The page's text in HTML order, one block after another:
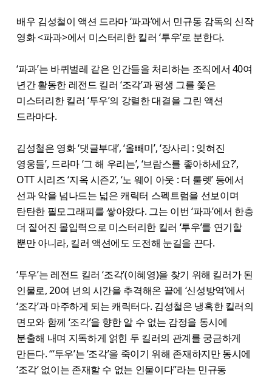
배우 김성철이 액션 드라마 ‘파과’에서 민규동 감독의 신작
영화 <파과>에서 미스터리한 킬러 ‘투우’로 분한다.
‘파과’는 바퀴벌레 같은 인간들을 처리하는 조직에서 40여
년간 활동한 레전드 킬러 ‘조각’과 평생 그를 쫓은
미스터리한 킬러 ‘투우’의 강렬한 대결을 그린 액션
드라마다.
김성철은 영화 ‘댓글부대’, ‘올빼미’, ‘장사리 : 잊혀진
영웅들’, 드라마 ‘그 해 우리는’, ‘브람스를 좋아하세요?’,
OTT 시리즈 ‘지옥 시즌2’, ‘노 웨이 아웃 : 더 룰렛’ 등에서
선과 악을 넘나드는 넓은 캐릭터 스펙트럼을 선보이며
탄탄한 필모그래피를 쌓아왔다. 그는 이번 ‘파과’에서 한층
더 짙어진 몰입력으로 미스터리한 킬러 ‘투우’를 연기할
뿐만 아니라, 킬러 액션에도 도전해 눈길을 끈다.
‘투우’는 레전드 킬러 ‘조각’(이혜영)을 찾기 위해 킬러가 된
인물로, 20여 년의 시간을 추격해온 끝에 ‘신성방역’에서
‘조각’과 마주하게 되는 캐릭터다. 김성철은 냉혹한 킬러의
면모와 함께 ‘조각’을 향한 알 수 없는 감정을 동시에
분출해 내며 지독하게 얽힌 두 킬러의 관계를 궁금하게
만든다. “‘투우’는 ‘조각’을 죽이기 위해 존재하지만 동시에
‘조각’ 없이는 존재할 수 없는 인물이다”라는 민규동